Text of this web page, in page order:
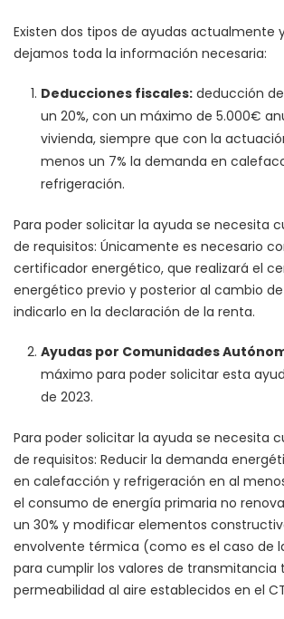
Existen dos tipos de ayudas actualmente
dejamos toda la información necesaria:
Deducciones fiscales: deducción
un 20%, con un máximo de 5.000€
vivienda, siempre que con la
menos un 7% la demanda en
refrigeración.
Para poder solicitar la ayuda se necesita
de requisitos: Únicamente es necesario
certificador energético, que realizará el
energético previo y posterior al cambio
indicarlo en la declaración de la renta.
Ayudas por Comunidades
máximo para poder solicitar esta
de 2023.
Para poder solicitar la ayuda se necesita
de requisitos: Reducir la demanda
en calefacción y refrigeración en al
el consumo de energía primaria no
un 30% y modificar elementos
envolvente térmica (como es el caso de
para cumplir los valores de transmitancia
permeabilidad al aire establecidos en el